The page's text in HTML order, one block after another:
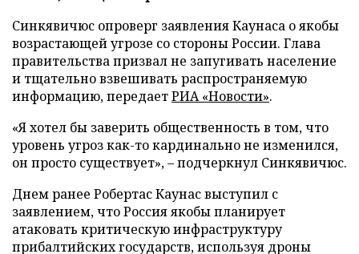
Синкявичюс опроверг заявления Каунаса о якобы
возрастающей угрозе со стороны России. Глава
правительства призвал не запугивать население
и тщательно взвешивать распространяемую
информацию, передаетРИА «Новости».
«Я хотел бы заверить общественность в том, что
уровень угроз как-то кардинально не изменился,
он просто существует», – подчеркнул Синкявичюс.
Днем ранее Робертас Каунас выступил с
заявлением, что Россия якобы планирует
атаковать критическую инфраструктуру
прибалтийских государств, используя дроны